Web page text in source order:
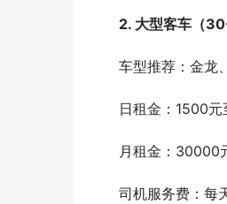
2. 大型客车（
车型推荐：金龙
日租金：1500元
月租金：30000
司机服务费：每